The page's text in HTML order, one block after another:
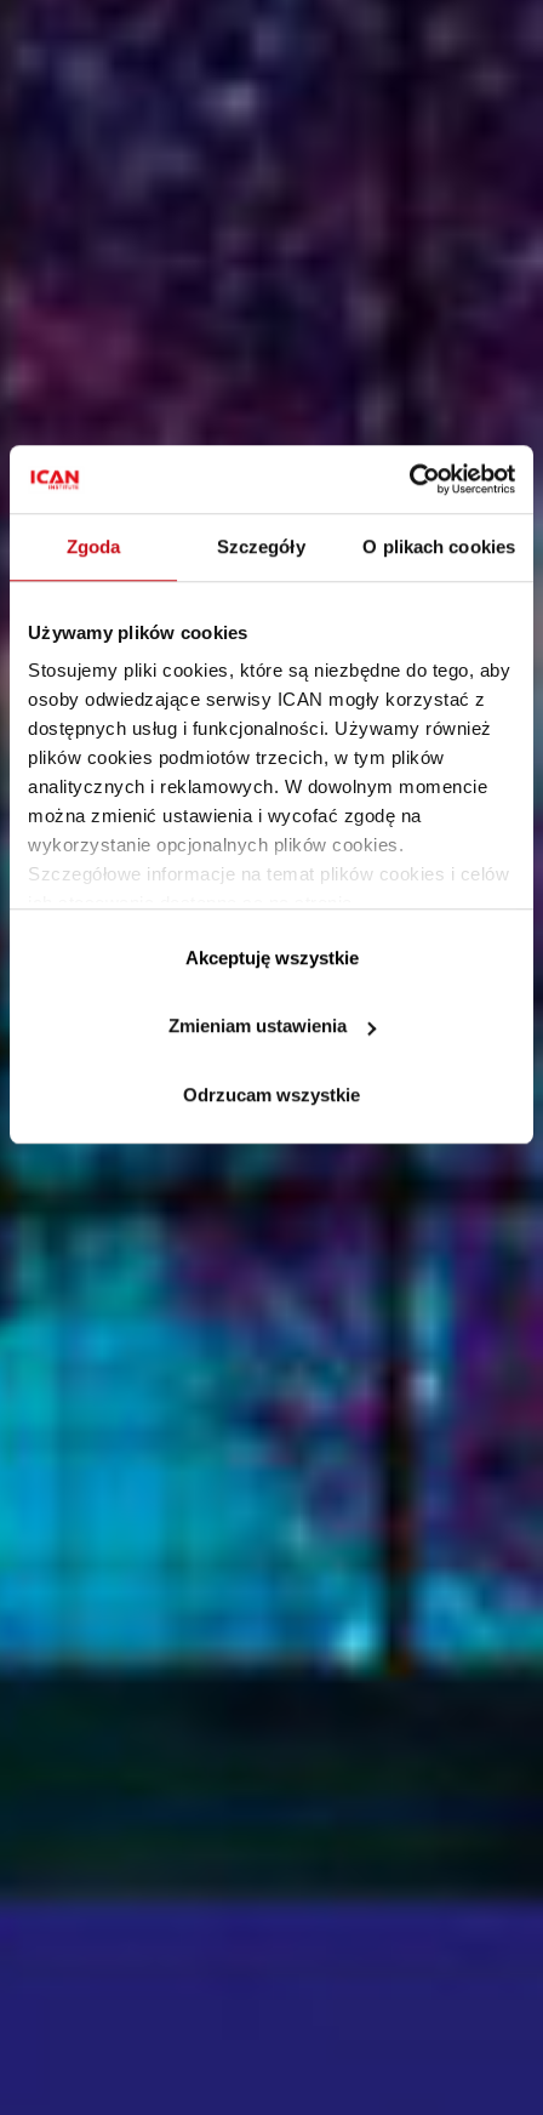
Zgoda Szczegóły O plikach cookies
Używamy plików cookies
Stosujemy pliki cookies, które są niezbędne do tego, aby
osoby odwiedzające serwisy ICAN mogły korzystać z
dostępnych usług i funkcjonalności. Używamy również
plików cookies podmiotów trzecich, w tym plików
analitycznych i reklamowych. W dowolnym momencie
można zmienić ustawienia i wycofać zgodę na
wykorzystanie opcjonalnych plików cookies.
Szczegółowe informacje na temat plików cookies i celów
Akceptuję wszystkie
Zmieniam ustawienia
Odrzucam wszystkie